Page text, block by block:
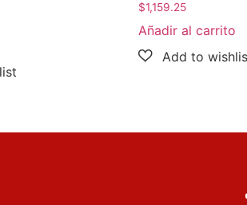
$1,159.25
Añadir al carrito